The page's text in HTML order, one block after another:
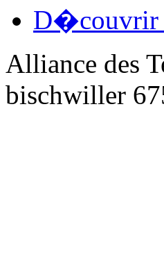
D�couvrir
Alliance des
bischwiller